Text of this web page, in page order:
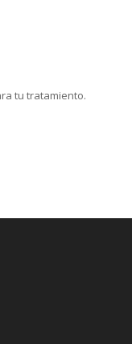
tu tratamiento.